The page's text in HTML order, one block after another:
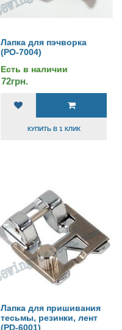
Лапка для пэчворка
(PO-7004)
Есть в наличии
72грн.
КУПИТЬ В 1 КЛИК
Лапка для пришивания
тесьмы, резинки, лент
(PD-6001)